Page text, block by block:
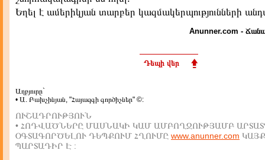
Եղել է ամերիկյան տարբեր կազմակերպությունների
Anunner.com -
Դեպի վեր
Աղբյուրը`
• Ա. Բախչինյան, "Հայազգի գործիչներ" ©:
ՈՒՇԱԴՐՈՒԹՅՈՒՆ
• ՀՈԴՎԱԾՆԵՐԸ ՄԱՍՆԱԿԻ ԿԱՄ ԱՄԲՈՂՋՈՒԹՅԱՄԲ
ՕԳՏԱԳՈՐԾԵԼՈՒ ԴԵՊՔՈՒՄ ՀՂՈՒՄԸ www.anunner.com
ՊԱՐՏԱԴԻՐ Է :